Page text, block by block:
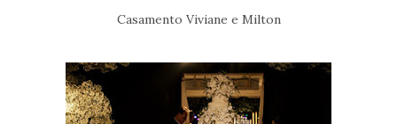
Casamento Viviane e Milton